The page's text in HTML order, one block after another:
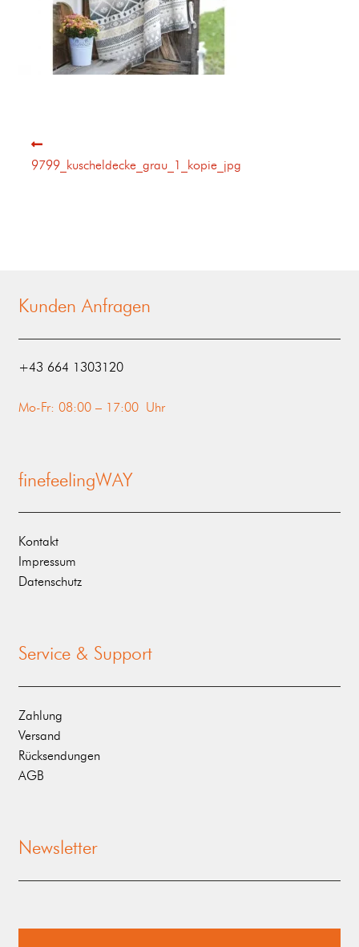
9799_kuscheldecke_grau_1_kopie_jpg
Kunden Anfragen
‭+43 664 1303120‬
Mo-Fr: 08:00 – 17:00 Uhr
finefeelingWAY
Kontakt
Impressum
Datenschutz
Service & Support
Zahlung
Versand
Rücksendungen
AGB
Newsletter